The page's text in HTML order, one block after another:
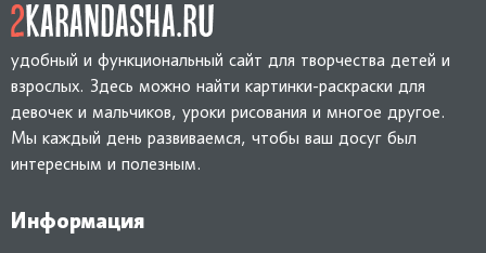
удобный и функциональный сайт для творчества детей и
взрослых. Здесь можно найти картинки-раскраски для
девочек и мальчиков, уроки рисования и многое другое.
Мы каждый день развиваемся, чтобы ваш досуг был
интересным и полезным.
Информация